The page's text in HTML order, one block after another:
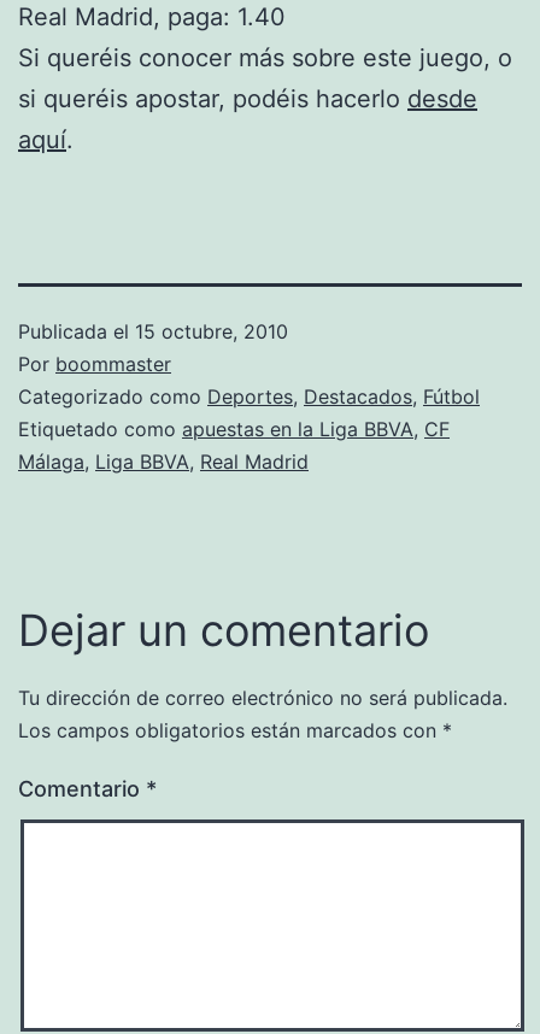
Real Madrid, paga: 1.40
Si queréis conocer más sobre este juego, o
si queréis apostar, podéis hacerlo desde
aquí.
Publicada el 15 octubre, 2010
Por boommaster
Categorizado como Deportes, Destacados, Fútbol
Etiquetado como apuestas en la Liga BBVA, CF
Málaga, Liga BBVA, Real Madrid
Dejar un comentario
Tu dirección de correo electrónico no será publicada.
Los campos obligatorios están marcados con *
Comentario *